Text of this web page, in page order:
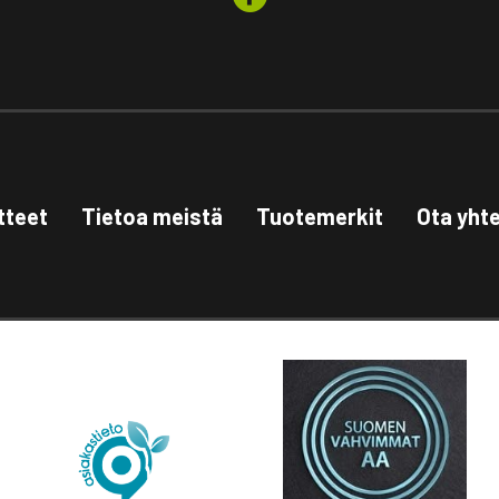
Tietoa meistä Tuotemerkit Ota